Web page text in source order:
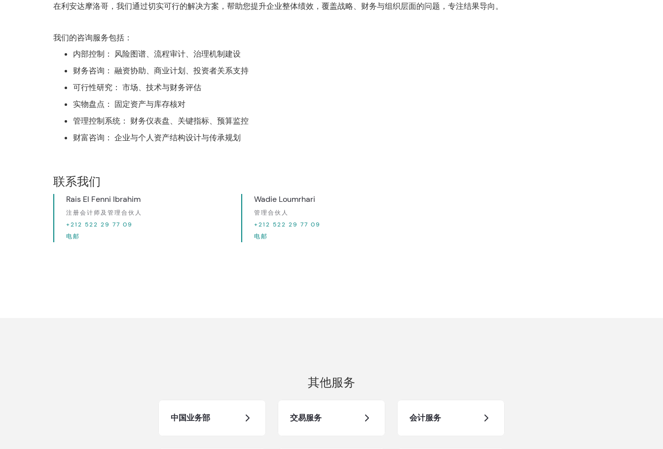
在利安达摩洛哥，我们通过切实可行的解决方案，帮助您提升企业整体绩效，覆盖战略、财务与组织层面的问题，专注结果导向。
我们的咨询服务包括：
内部控制： 风险图谱、流程审计、治理机制建设
财务咨询： 融资协助、商业计划、投资者关系支持
可行性研究： 市场、技术与财务评估
实物盘点： 固定资产与库存核对
管理控制系统： 财务仪表盘、关键指标、预算监控
财富咨询： 企业与个人资产结构设计与传承规划
联系我们
Rais El Fenni Ibrahim
注册会计师及管理合伙人
+212 522 29 77 09
电邮
Wadie Loumrhari
管理合伙人
+212 522 29 77 09
电邮
其他服务
中国业务部 交易服务 会计服务